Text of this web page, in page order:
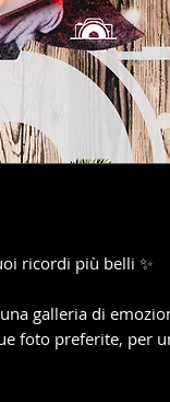
ricordi più belli ✨
galleria di
foto preferite, per